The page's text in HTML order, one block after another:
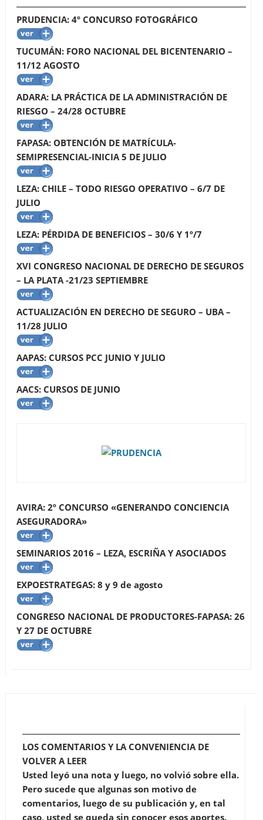
PRUDENCIA: 4º CONCURSO FOTOGRÁFICO
TUCUMÁN: FORO NACIONAL DEL BICENTENARIO –
11/12 AGOSTO
ADARA: LA PRÁCTICA DE LA ADMINISTRACIÓN DE
RIESGO – 24/28 OCTUBRE
FAPASA: OBTENCIÓN DE MATRÍCULA-
SEMIPRESENCIAL-INICIA 5 DE JULIO
LEZA: CHILE – TODO RIESGO OPERATIVO – 6/7 DE
JULIO
LEZA: PÉRDIDA DE BENEFICIOS – 30/6 Y 1º/7
XVI CONGRESO NACIONAL DE DERECHO DE SEGUROS
– LA PLATA -21/23 SEPTIEMBRE
ACTUALIZACIÓN EN DERECHO DE SEGURO – UBA –
11/28 JULIO
AAPAS: CURSOS PCC JUNIO Y JULIO
AACS: CURSOS DE JUNIO
AVIRA: 2º CONCURSO «GENERANDO CONCIENCIA
ASEGURADORA»
SEMINARIOS 2016 – LEZA, ESCRIÑA Y ASOCIADOS
EXPOESTRATEGAS: 8 y 9 de agosto
CONGRESO NACIONAL DE PRODUCTORES-FAPASA: 26
Y 27 DE OCTUBRE
LOS COMENTARIOS Y LA CONVENIENCIA DE
VOLVER A LEER
Usted leyó una nota y luego, no volvió sobre ella.
Pero sucede que algunas son motivo de
comentarios, luego de su publicación y, en tal
caso, usted se queda sin conocer esos aportes.